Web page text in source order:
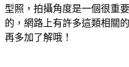
型照，拍攝角度是一個很重
的，網路上有許多這類相關
再多加了解哦！